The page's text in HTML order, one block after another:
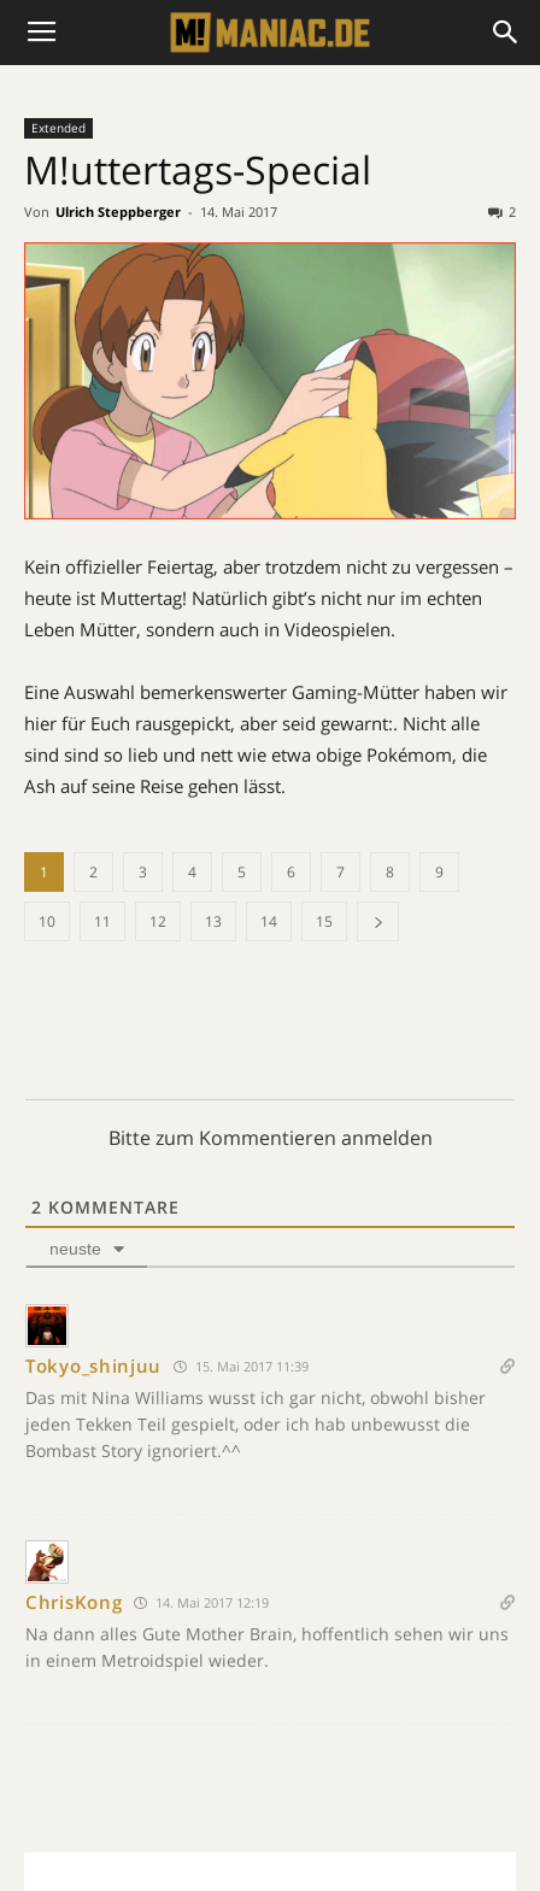
Extended
M!uttertags-Special
Von Ulrich Steppberger - 14. Mai 2017 2
Kein offizieller Feiertag, aber trotzdem nicht zu vergessen –
heute ist Muttertag! Natürlich gibt’s nicht nur im echten
Leben Mütter, sondern auch in Videospielen.
Eine Auswahl bemerkenswerter Gaming-Mütter haben wir
hier für Euch rausgepickt, aber seid gewarnt:. Nicht alle
sind sind so lieb und nett wie etwa obige Pokémom, die
Ash auf seine Reise gehen lässt.
1 2 3 4 5 6 7 8 9
10 11 12 13 14 15
Bitte zum Kommentieren anmelden
2 KOMMENTARE
neuste
Tokyo_shinjuu 15. Mai 2017 11:39
Das mit Nina Williams wusst ich gar nicht, obwohl bisher
jeden Tekken Teil gespielt, oder ich hab unbewusst die
Bombast Story ignoriert.^^
ChrisKong 14. Mai 2017 12:19
Na dann alles Gute Mother Brain, hoffentlich sehen wir uns
in einem Metroidspiel wieder.